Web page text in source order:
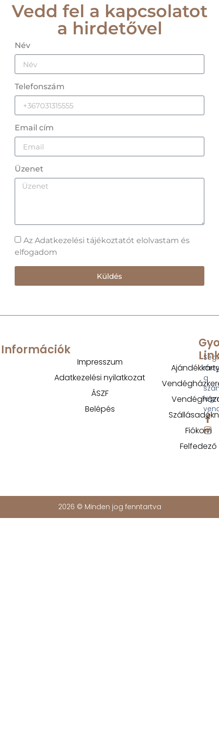
Vedd fel a kapcsolatot
a hirdetővel
Név
Telefonszám
Email cím
Üzenet
Az Adatkezelési tájékoztatót elolvastam és
elfogadom
Küldés
a
Fiókom
Felfedező
Információk
Impresszum
Adatkezelési nyilatkozat
ÁSZF
Belépés
2026 © Minden jog fenntartva